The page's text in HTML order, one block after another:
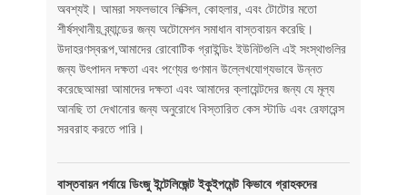
অবশ্যই। আমরা সফলভাবে লিক্সিল, কোহলার, এবং টোটোর মতো
শীর্ষস্থানীয় ব্র্যান্ডের জন্য অটোমেশন সমাধান বাস্তবায়ন করেছি।
উদাহরণস্বরূপ,আমাদের রোবোটিক গ্রাইন্ডিং ইউনিটগুলি এই সংস্থাগুলির
জন্য উৎপাদন দক্ষতা এবং পণ্যের গুণমান উল্লেখযোগ্যভাবে উন্নত
করেছেআমরা আমাদের দক্ষতা এবং আমাদের ক্লায়েন্টদের জন্য যে মূল্য
আনছি তা দেখানোর জন্য অনুরোধে বিস্তারিত কেস স্টাডি এবং রেফারেন্স
সরবরাহ করতে পারি।
বাস্তবায়ন পর্যায়ে ডিংজু ইন্টেলিজেন্ট ইকুইপমেন্ট কিভাবে গ্রাহকদের